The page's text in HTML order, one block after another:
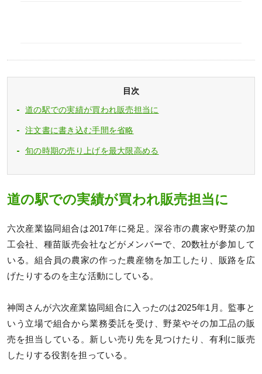
目次
道の駅での実績が買われ販売担当に
注文書に書き込む手間を省略
旬の時期の売り上げを最大限高める
道の駅での実績が買われ販売担当に
六次産業協同組合は2017年に発足。深谷市の農家や野菜の加
工会社、種苗販売会社などがメンバーで、20数社が参加して
いる。組合員の農家の作った農産物を加工したり、販路を広
げたりするのを主な活動にしている。
神岡さんが六次産業協同組合に入ったのは2025年1月。監事と
いう立場で組合から業務委託を受け、野菜やその加工品の販
売を担当している。新しい売り先を見つけたり、有利に販売
したりする役割を担っている。